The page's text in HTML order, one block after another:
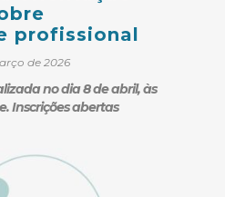
profissional
de 2026
no dia 8 de abril, às
Inscrições abertas